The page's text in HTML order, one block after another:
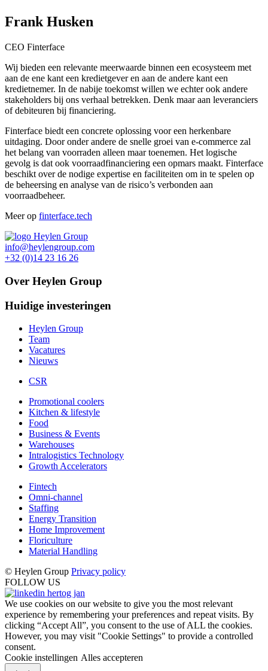
Frank Husken
CEO Finterface
Wij bieden een relevante meerwaarde binnen een ecosysteem met
aan de ene kant een kredietgever en aan de andere kant een
kredietnemer. In de nabije toekomst willen we echter ook andere
stakeholders bij ons verhaal betrekken. Denk maar aan leveranciers
of debiteuren bij financiering.
Finterface biedt een concrete oplossing voor een herkenbare
uitdaging. Door onder andere de snelle groei van e-commerce zal
het belang van voorraden alleen maar toenemen. Het logische
gevolg is dat ook voorraadfinanciering een opmars maakt. Finterface
beschikt over de nodige expertise en faciliteiten om in te spelen op
de beheersing en analyse van de risico’s verbonden aan
voorraadbeheer.
Meer op finterface.tech
info@heylengroup.com
+32 (0)14 23 16 26
Over Heylen Group
Huidige investeringen
Heylen Group
Team
Vacatures
Nieuws
CSR
Promotional coolers
Kitchen & lifestyle
Food
Business & Events
Warehouses
Intralogistics Technology
Growth Accelerators
Fintech
Omni-channel
Staffing
Energy Transition
Home Improvement
Floriculture
Material Handling
© Heylen Group Privacy policy
FOLLOW US
We use cookies on our website to give you the most relevant
experience by remembering your preferences and repeat visits. By
clicking “Accept All”, you consent to the use of ALL the cookies.
However, you may visit "Cookie Settings" to provide a controlled
consent.
Cookie instellingen Alles accepteren